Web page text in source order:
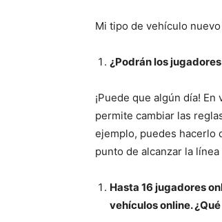
Mi tipo de vehículo
¿Podrán los
¡Puede que algún día!
permite cambiar las
ejemplo, puedes hacerlo
punto de alcanzar la
Hasta 16 jugadores
vehículos online.